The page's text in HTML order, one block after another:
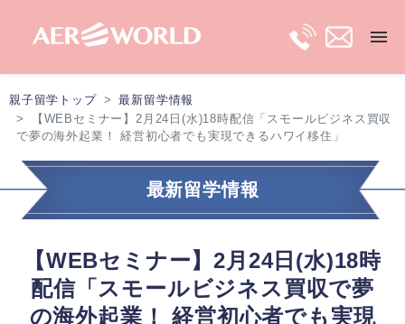
トップ
長期親子留学
短期親子留学
保護者ビザ
親子留学トップ
最新留学情報
【WEBセミナー】2月24日(水)18時配信「スモールビジネス買収
で夢の海外起業！ 経営初心者でも実現できるハワイ移住」
最新留学情報
【WEBセミナー】2月24日(水)18時
配信「スモールビジネス買収で夢
の海外起業！ 経営初心者でも実現